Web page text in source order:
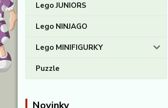
Lego JUNIORS
Lego NINJAGO
Lego MINIFIGURKY
Puzzle
Novinky